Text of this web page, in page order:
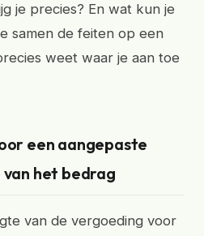
je precies? En wat kun je
samen de feiten op een
weet waar je aan toe
een aangepaste
het bedrag
van de vergoeding voor